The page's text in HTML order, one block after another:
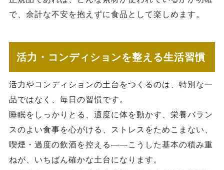
で、余計な不安を抱えずに食品として楽しめます。
活力・コンディションを整える生活習慣
活力やコンディションの土台をつくるのは、特別な一
品ではなく、毎日の習慣です。
睡眠をしっかりとる、適度に体を動かす、栄養バラン
スのよい食事を心がける、ストレスをためこまない、
喫煙・過度の飲酒を控える——こうした基本の積み重
ねが、いちばん確かな土台になります。